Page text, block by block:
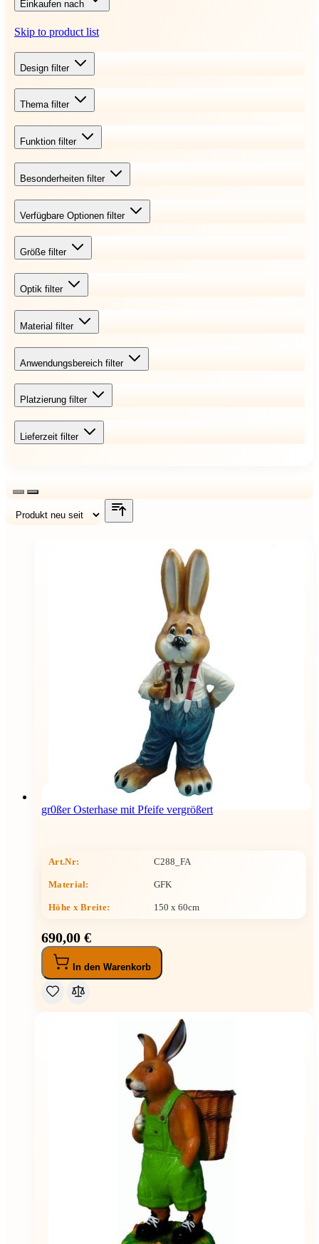
Einkaufen nach
Skip to product list
Design filter
Thema filter
Funktion filter
Besonderheiten filter
Verfügbare Optionen filter
Größe filter
Optik filter
Material filter
Anwendungsbereich filter
Platzierung filter
Lieferzeit filter
gr0ßer Osterhase mit Pfeife vergrößert
Art.Nr: C288_FA
Material: GFK
Höhe x Breite: 150 x 60cm
690,00 €
In den Warenkorb